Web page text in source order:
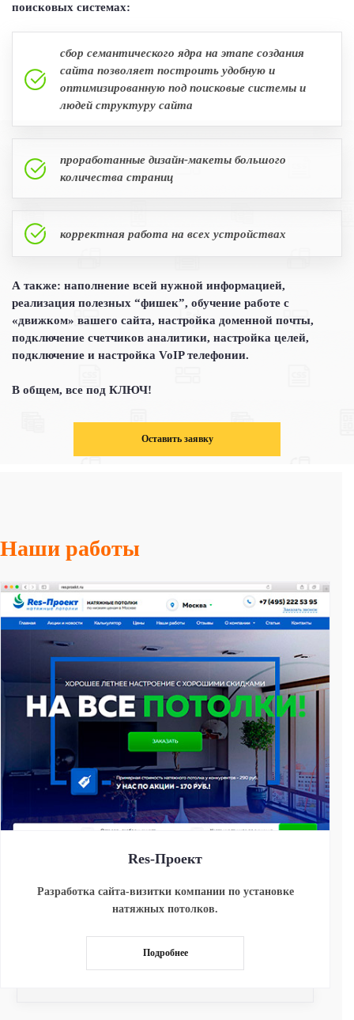
поисковых системах:
сбор семантического ядра на этапе создания
сайта позволяет построить удобную и
оптимизированную под поисковые системы и
людей структуру сайта
проработанные дизайн-макеты большого
количества страниц
корректная работа на всех устройствах
А также: наполнение всей нужной информацией,
реализация полезных “фишек”, обучение работе с
«движком» вашего сайта, настройка доменной почты,
подключение счетчиков аналитики, настройка целей,
подключение и настройка VoIP телефонии.
В общем, все под КЛЮЧ!
Оставить заявку
Наши работы
Res-Проект
Разработка сайта-визитки компании по установке
натяжных потолков.
Подробнее